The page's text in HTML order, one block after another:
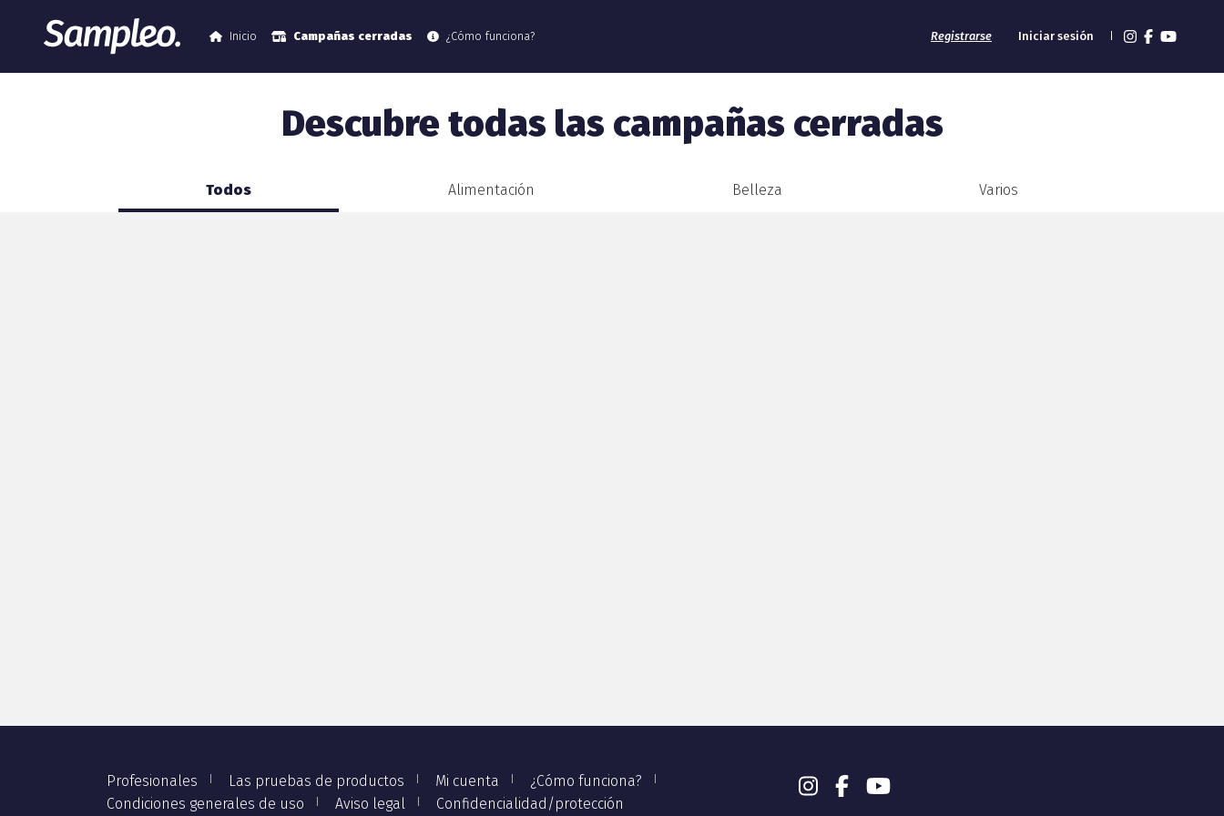
Inicio Campañas cerradas ¿Cómo funciona? Registrarse Iniciar sesión
Descubre todas las campañas cerradas
Todos Alimentación Belleza Varios
Profesionales Las pruebas de productos Mi cuenta
¿Cómo funciona?
Condiciones generales de uso
Aviso legal Confidencialidad/protección